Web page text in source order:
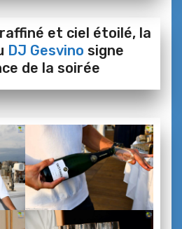
et ciel étoilé, la
DJ Gesvino signe
de la soirée